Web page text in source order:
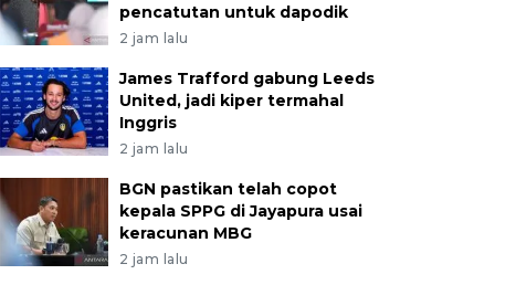
pencatutan untuk dapodik
2 jam lalu
James Trafford gabung Leeds
United, jadi kiper termahal
Inggris
2 jam lalu
BGN pastikan telah copot
kepala SPPG di Jayapura usai
keracunan MBG
2 jam lalu